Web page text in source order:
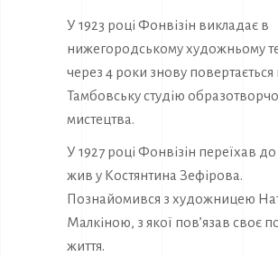
У 1923 році Фонвізін викладає в
нижегородському художньому
через 4 роки знову повертається
Тамбовську студію
мистецтва.
У 1927 році Фонвізін переїхав
жив у Костянтина Зефірова.
Познайомився з художницею
Малкіною, з якої пов’язав своє
життя.